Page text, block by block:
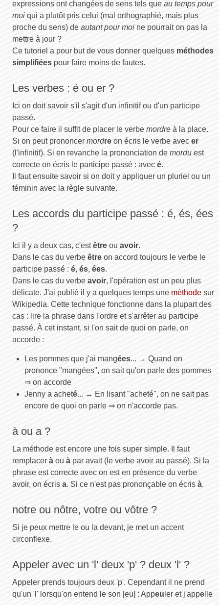
expressions ont changées de sens tels que au temps pour
moi qui a plutôt pris celui (mal orthographié, mais plus
proche du sens) de autant pour moi ne pourrait on pas la
mettre à jour ?
Ce tutoriel a pour but de vous donner quelques méthodes
simplifiées pour faire moins de fautes.
Les verbes : é ou er ?
Ici on doit savoir s'il s'agit d'un infinitif ou d'un participe
passé.
Pour ce faire il suffit de placer le verbe mordre à la place.
Si on peut prononcer mordre on écris le verbe avec er
(l'infinitif). Si en revanche la prononciation de mordu est
correcte on écris le participe passé : avec é.
Il faut ensuite savoir si on doit y appliquer un pluriel ou un
féminin avec la règle suivante.
Les accords du participe passé : é, és, ées
?
Ici il y a deux cas, c'estêtre ou avoir.
Dans le cas du verbe être on accord toujours le verbe le
participe passé : é, és, ées.
Dans le cas du verbe avoir, l'opération est un peu plus
délicate. J'ai publié il y a quelques temps une méthode sur
Wikipedia. Cette technique fonctionne dans la plupart des
cas : lire la phrase dans l'ordre et s'arrêter au participe
passé. À cet instant, si l'on sait de quoi on parle, on
accorde :
Les pommes que j'ai mangées... → Quand on
prononce "mangées", on sait qu'on parle des pommes
⇒ on accorde
Jenny a acheté... → En lisant "acheté", on ne sait pas
encore de quoi on parle ⇒ on n'accorde pas.
à ou a ?
La méthode est encore une fois super simple. Il faut
remplacer à ou à par avait (le verbe avoir au passé). Si la
phrase est correcte avec on est en présence du verbe
avoir, on écris a. Si ce n'est pas prononçable on écris à.
notre ou nôtre, votre ou vôtre ?
Si je peux mettre le ou la devant, je met un accent
circonflexe.
Appeler avec un 'l' deux 'p' ? deux 'l' ?
Appeler prends toujours deux 'p'. Cependant il ne prend
qu'un 'l' lorsqu'on entend le son [eu] : Appeu ler et j'appe lle